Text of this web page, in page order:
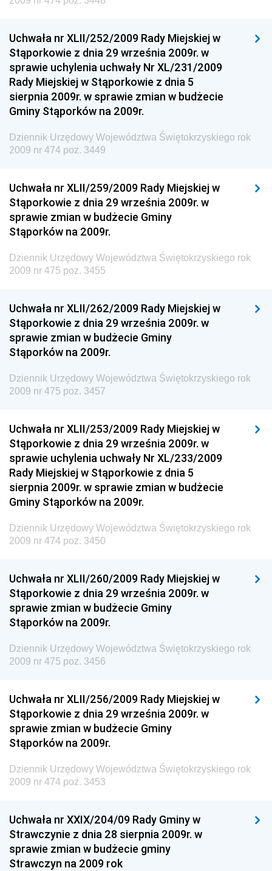
Rozwoju
Dziennik Urzędowy Ministra Sportu
Dziennik Urzędowy Ministra Funduszy i Polityki
Regionalnej
Dziennik Urzędowy Ministra Aktywów Państwowych
Dziennik Urzędowy Ministra Zdrowia
Dziennik Urzędowy Ministra Środowiska i Głównego
Inspektora Ochrony Środowiska
Dziennik Urzędowy Ministerstwa Kultury, Dziedzictwa
Narodowego i Sportu
Dziennik Urzędowy Ministra Finansów, Funduszy i
Dziennik Urzędowy Ministra Rozwoju, Pracy i
Dziennik Urzędowy Ministra Kultury, Dziedzictwa
Narodowego i Sportu
Dziennik Urzędowy Ministra Rodziny i Polityki
Społecznej
Dziennik Urzędowy Komendy Głównej Straży
Granicznej
Drogowego
Dziennik Urzędowy Narodowego Banku Polskiego
Dziennik Urzędowy Komendy Głównej Policji
Dziennik Urzędowy Ministra Pracy i Polityki
Społecznej
Dziennik Urzędowy Ministra Transportu, Budownictwa
i Gospodarki Morskiej
Dziennik Urzędowy Ministra Spraw Zagranicznych
Dziennik Urzędowy Centralnego Biura
Antykorupcyjnego
Wewnętrznego
Dziennik Urzędowy Urzędu Patentowego
Dziennik Urzędowy Generalnej Dyrekcji Dróg
Krajowych i Autostrad
Dziennik Urzędowy Ministra Środowiska
Dziennik Urzędowy Ministra Edukacji
Dziennik Urzędowy Ministra Przemysłu
Dziennik Urzędowy Ministra Finansów i Gospodarki
Dziennik Urzędowy Ministra do Spraw Unii
Uchwała nr XLII/252/2009 Rady Miejskiej w
Stąporkowie z dnia 29 września 2009r. w
sprawie uchylenia uchwały Nr XL/231/2009
Rady Miejskiej w Stąporkowie z dnia 5
sierpnia 2009r. w sprawie zmian w budżecie
Gminy Stąporków na 2009r.
Dziennik Urzędowy Województwa Świętokrzyskiego rok
2009 nr 474 poz. 3449
Uchwała nr XLII/259/2009 Rady Miejskiej w
Stąporkowie z dnia 29 września 2009r. w
sprawie zmian w budżecie Gminy
Stąporków na 2009r.
Dziennik Urzędowy Województwa Świętokrzyskiego rok
2009 nr 475 poz. 3455
Uchwała nr XLII/262/2009 Rady Miejskiej w
Stąporkowie z dnia 29 września 2009r. w
sprawie zmian w budżecie Gminy
Stąporków na 2009r.
Dziennik Urzędowy Województwa Świętokrzyskiego rok
2009 nr 475 poz. 3457
Uchwała nr XLII/253/2009 Rady Miejskiej w
Stąporkowie z dnia 29 września 2009r. w
sprawie uchylenia uchwały Nr XL/233/2009
Rady Miejskiej w Stąporkowie z dnia 5
sierpnia 2009r. w sprawie zmian w budżecie
Gminy Stąporków na 2009r.
Dziennik Urzędowy Województwa Świętokrzyskiego rok
2009 nr 474 poz. 3450
Uchwała nr XLII/260/2009 Rady Miejskiej w
Stąporkowie z dnia 29 września 2009r. w
sprawie zmian w budżecie Gminy
Stąporków na 2009r.
Dziennik Urzędowy Województwa Świętokrzyskiego rok
2009 nr 475 poz. 3456
Uchwała nr XLII/256/2009 Rady Miejskiej w
Stąporkowie z dnia 29 września 2009r. w
sprawie zmian w budżecie Gminy
Stąporków na 2009r.
Dziennik Urzędowy Województwa Świętokrzyskiego rok
2009 nr 474 poz. 3453
Uchwała nr XXIX/204/09 Rady Gminy w
Strawczynie z dnia 28 sierpnia 2009r. w
sprawie zmian w budżecie gminy
Strawczyn na 2009 rok